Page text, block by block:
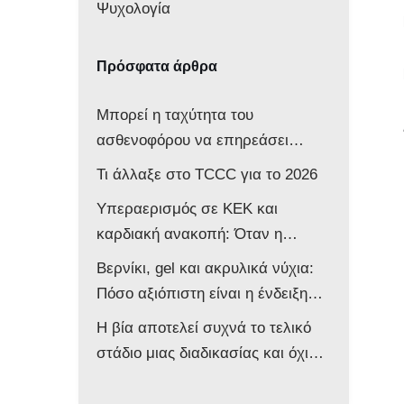
Ψυχολογία
Πρόσφατα άρθρα
Μπορεί η ταχύτητα του
ασθενοφόρου να επηρεάσει
νευρολογικά ένα βρέφος;
Τι άλλαξε στο TCCC για το 2026
Υπεραερισμός σε ΚΕΚ και
καρδιακή ανακοπή: Όταν η
επιθετική αντιμετώπιση βλάπτει
τον ασθενή
Βερνίκι, gel και ακρυλικά νύχια:
Πόσο αξιόπιστη είναι η ένδειξη
του παλμικού οξυμέτρου στο
ασθενοφόρο;
Η βία αποτελεί συχνά το τελικό
στάδιο μιας διαδικασίας και όχι